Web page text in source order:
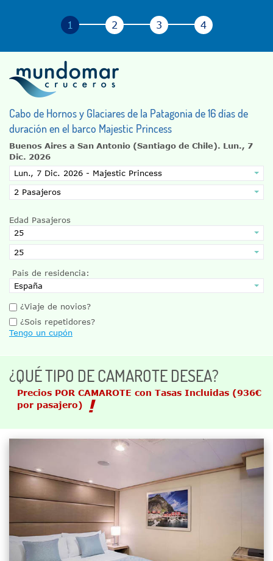
Cabo de Hornos y Glaciares de la Patagonia de 16 días de
duración en el barco Majestic Princess
Buenos Aires a San Antonio (Santiago de Chile). Lun., 7
Dic. 2026
Edad Pasajeros
Pais de residencia:
¿Viaje de novios?
¿Sois repetidores?
Tengo un cupón
¿QUÉ TIPO DE CAMAROTE DESEA?
Precios POR CAMAROTE con Tasas Incluidas (936€
por pasajero)